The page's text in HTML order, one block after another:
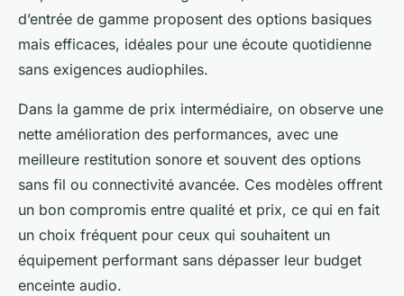
d’entrée de gamme proposent des options basiques
mais efficaces, idéales pour une écoute quotidienne
sans exigences audiophiles.
Dans la gamme de prix intermédiaire, on observe une
nette amélioration des performances, avec une
meilleure restitution sonore et souvent des options
sans fil ou connectivité avancée. Ces modèles offrent
un bon compromis entre qualité et prix, ce qui en fait
un choix fréquent pour ceux qui souhaitent un
équipement performant sans dépasser leur budget
enceinte audio.